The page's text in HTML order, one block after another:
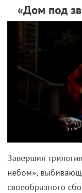
«Дом под
Завершил
небом»,
своеобразного